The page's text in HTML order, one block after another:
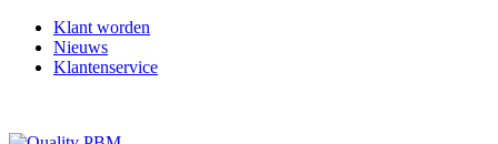
Klant worden
Nieuws
Klantenservice